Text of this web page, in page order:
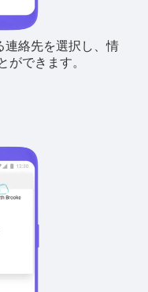
連絡先を選択し、情
ができます。